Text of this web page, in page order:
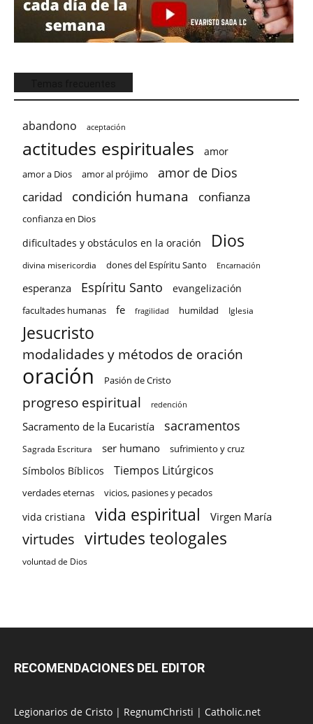
abandono aceptación
actitudes espirituales amor
amor a Dios amor al prójimo amor de Dios
caridad condición humana confianza
confianza en Dios
dificultades y obstáculos en la oración Dios
divina misericordia dones del Espíritu Santo Encarnación
esperanza Espíritu Santo evangelización
facultades humanas fe fragilidad humildad Iglesia
Jesucristo
modalidades y métodos de oración
oración Pasión de Cristo
progreso espiritual redención
Sacramento de la Eucaristía sacramentos
Sagrada Escritura ser humano sufrimiento y cruz
Símbolos Bíblicos Tiempos Litúrgicos
verdades eternas vicios, pasiones y pecados
vida cristiana vida espiritual Virgen María
virtudes virtudes teologales
voluntad de Dios
RECOMENDACIONES DEL EDITOR
Legionarios de Cristo | RegnumChristi | Catholic.net